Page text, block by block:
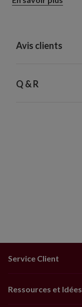
Avis clients
Q & R
Service Client
Ressources et Idées